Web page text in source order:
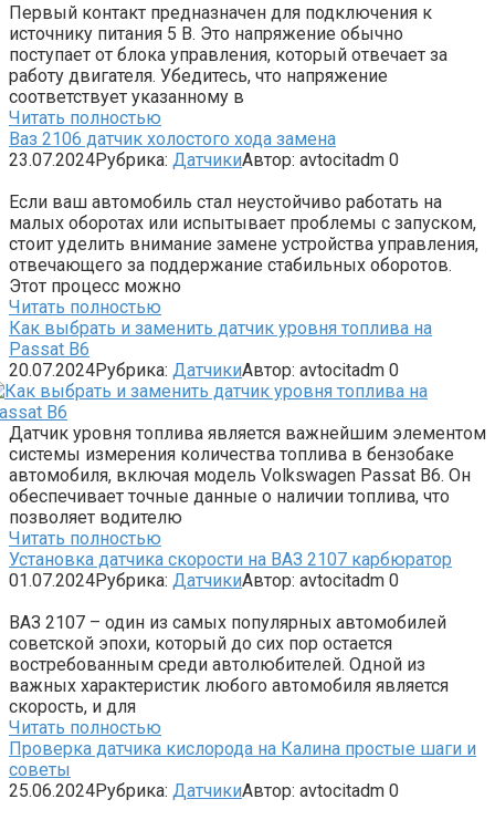
Первый контакт предназначен для подключения к
источнику питания 5 В. Это напряжение обычно
поступает от блока управления, который отвечает за
работу двигателя. Убедитесь, что напряжение
соответствует указанному в
Читать полностью
Ваз 2106 датчик холостого хода замена
23.07.2024Рубрика: ДатчикиАвтор: avtocitadm 0
Если ваш автомобиль стал неустойчиво работать на
малых оборотах или испытывает проблемы с запуском,
стоит уделить внимание замене устройства управления,
отвечающего за поддержание стабильных оборотов.
Этот процесс можно
Читать полностью
Как выбрать и заменить датчик уровня топлива на
Passat B6
20.07.2024Рубрика: ДатчикиАвтор: avtocitadm 0
Датчик уровня топлива является важнейшим элементом
системы измерения количества топлива в бензобаке
автомобиля, включая модель Volkswagen Passat B6. Он
обеспечивает точные данные о наличии топлива, что
позволяет водителю
Читать полностью
Установка датчика скорости на ВАЗ 2107 карбюратор
01.07.2024Рубрика: ДатчикиАвтор: avtocitadm 0
ВАЗ 2107 – один из самых популярных автомобилей
советской эпохи, который до сих пор остается
востребованным среди автолюбителей. Одной из
важных характеристик любого автомобиля является
скорость, и для
Читать полностью
Проверка датчика кислорода на Калина простые шаги и
советы
25.06.2024Рубрика: ДатчикиАвтор: avtocitadm 0